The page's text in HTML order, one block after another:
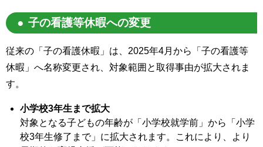
子の看護等休暇への変更
従来の「子の看護休暇」は、2025年4月から「子の看護等
休暇」へ名称変更され、対象範囲と取得事由が拡大されま
す。
小学校3年生まで拡大
対象となる子どもの年齢が「小学校就学前」から「小学
校3年生修了まで」に拡大されます。これにより、より